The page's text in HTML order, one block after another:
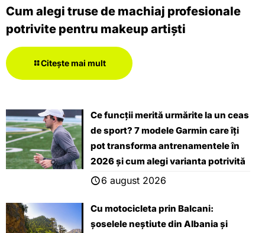
Cum alegi truse de machiaj profesionale
potrivite pentru makeup artiști
Citește mai mult
Ce funcții merită urmărite la un ceas
de sport? 7 modele Garmin care îți
pot transforma antrenamentele în
2026 și cum alegi varianta potrivită
6 august 2026
Cu motocicleta prin Balcani:
șoselele neștiute din Albania și